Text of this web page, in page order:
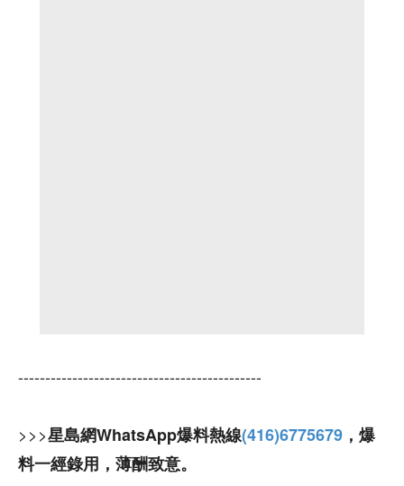
---------------------------------------------
>>>星島網WhatsApp爆料熱線(416)6775679 ，爆
料一經錄用，薄酬致意。